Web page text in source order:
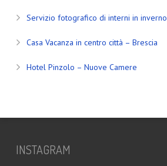
Servizio fotografico di interni in inverno
Casa Vacanza in centro città – Brescia
Hotel Pinzolo – Nuove Camere
INSTAGRAM